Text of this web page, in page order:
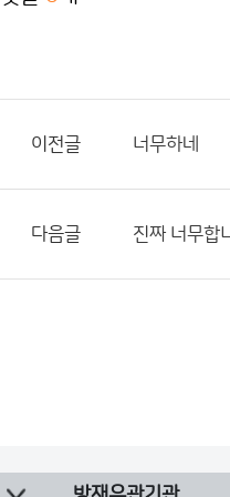
이전글 너무하네
다음글 진짜 너무합